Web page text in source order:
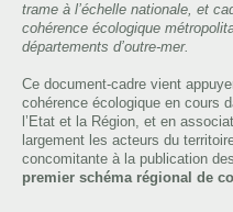
trame à l’échelle nationale, et
cohérence écologique
départements d’outre-mer.
Ce document-cadre vient
cohérence écologique en cours
l’Etat et la Région, et en
largement les acteurs du
concomitante à la publication
premier schéma régional de